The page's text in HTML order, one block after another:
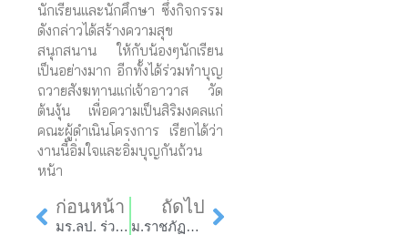
นักเรียนและนักศึกษา ซึ่งกิจกรรม
ดังกล่าวได้สร้างความสุข
สนุกสนาน ให้กับน้องๆนักเรียน
เป็นอย่างมาก อีกทั้งได้ร่วมทำบุญ
ถวายสังฆทานแก่เจ้าอาวาส วัด
ต้นงุ้น เพื่อความเป็นสิริมงคลแก่
คณะผู้ดำเนินโครงการ เรียกได้ว่า
งานนี้อิ่มใจและอิ่มบุญกันถ้วน
หน้า
Prev
ก่อนหน้า
มร.ลป. ร่วมเปิดเส้นทางและกิจกรรมท่องเที่ยวน้ำสอยพื้นที่ตำบลหัวเมือง อำเภอเมืองปาน จังหวัดลำปาง
ถัดไป
ม.ราชภัฏลำปางร่วมกับภาคีเครือข่ายวิพากษ์เกณฑ์และเครื่องหมาย “ลำปางแบรนด์”
Next